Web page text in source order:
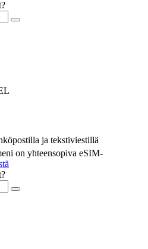
ja tekstiviestillä
on yhteensopiva eSIM-